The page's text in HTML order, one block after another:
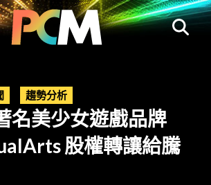
趨勢分析
名美少女遊戲品牌
股權轉讓給騰